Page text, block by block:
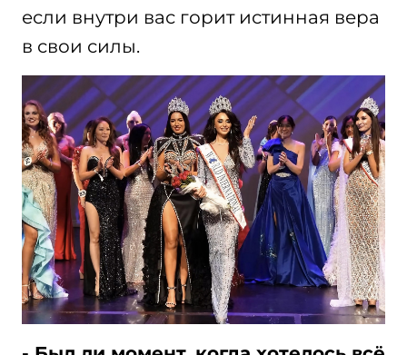
если внутри вас горит истинная вера
в свои силы.